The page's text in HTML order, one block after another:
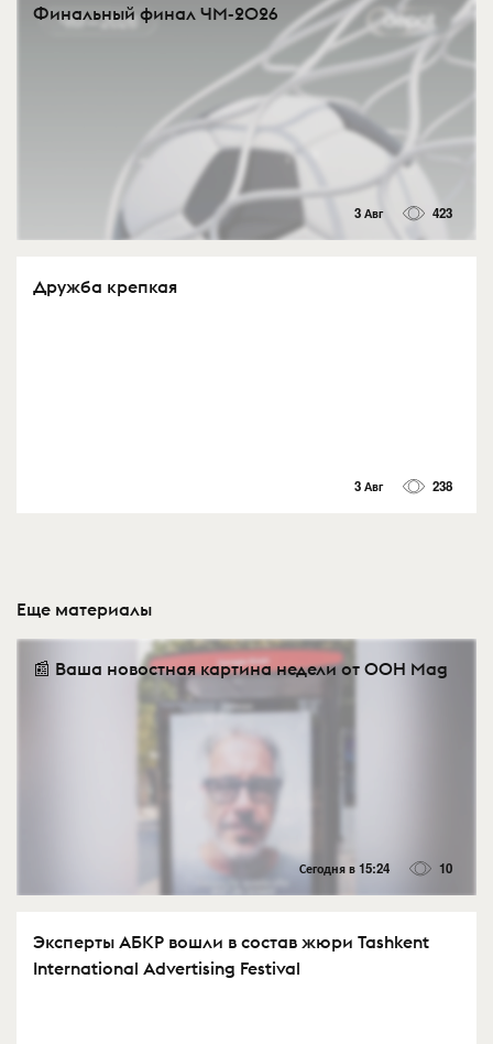
Финальный финал ЧМ-2026
3 Авг 423
Дружба крепкая
3 Авг 238
Еще материалы
📰 Ваша новостная картина недели от OOH Mag
Сегодня в 15:24 10
Эксперты АБКР вошли в состав жюри Tashkent
International Advertising Festival